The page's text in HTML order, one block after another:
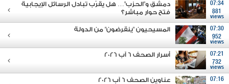
07:34
881
views
دمشق و"الحزب"… هل يقرّب تبادل الرسائل الإيجابية
فتح حوار مباشر؟
07:30
952
views
المسيحيون "ينقرضون" من الدولة
07:21
732
views
أسرار الصحف 6 آب 2026
07:16
عناوين الصحف 6 آب 2026